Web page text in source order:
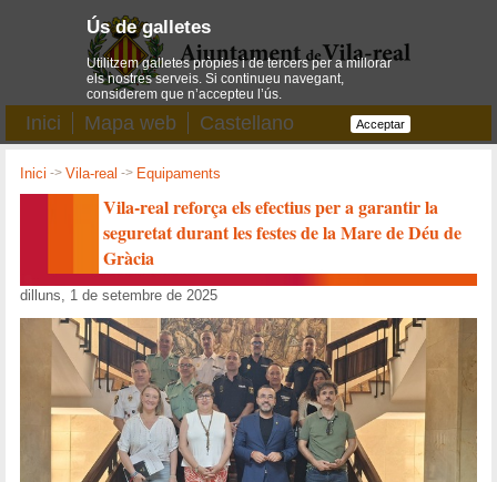
Inici Mapa web Castellano
Inici ->Vila-real -> Equipaments
Vila-real reforça els efectius per a garantir la
seguretat durant les festes de la Mare de Déu de
Gràcia
dilluns, 1 de setembre de 2025
Ús de galletes
Utilitzem galletes pròpies i de tercers per a millorar
els nostres serveis. Si continueu navegant,
considerem que n’accepteu l’ús.
Acceptar